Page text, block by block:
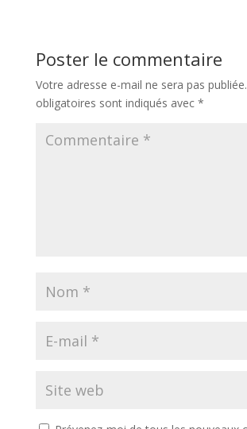
Poster le commentaire
Votre adresse e-mail ne sera pas publiée.
obligatoires sont indiqués avec *